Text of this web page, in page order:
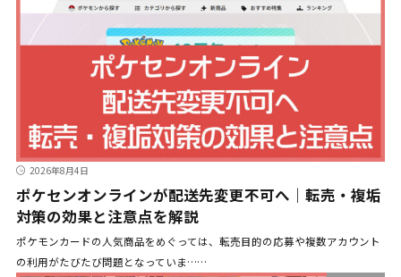
2026年8月4日
ポケセンオンラインが配送先変更不可へ｜転売・複垢
対策の効果と注意点を解説
ポケモンカードの人気商品をめぐっては、転売目的の応募や複数アカウント
の利用がたびたび問題となっていま……